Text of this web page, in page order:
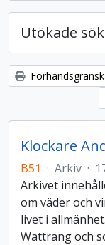
Utökade
Klockare
B51 · Arkiv ·
Arkivet
om väder och
livet i
Wattrang och